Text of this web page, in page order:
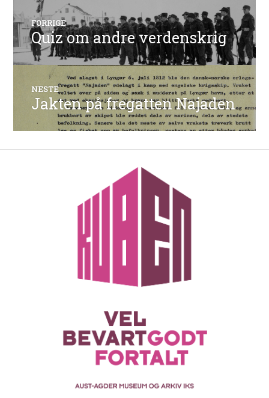
Innleggsnavigasjon
FORRIGE
Forrige
innlegg:
Quiz om andre verdenskrig
NESTE
Neste
innlegg:
Jakten på fregatten Najaden